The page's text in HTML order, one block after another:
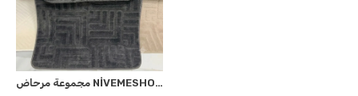
مجموعة مرحاض NİVEMESHOME الأنثراسيت المنسوجة على نحو سلس وحركة الفراشة